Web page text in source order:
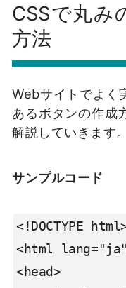
CSSで丸み
方法
Webサイトでよく
あるボタンの作成
解説していきます。
サンプルコード
<!DOCTYPE
<html
<head>